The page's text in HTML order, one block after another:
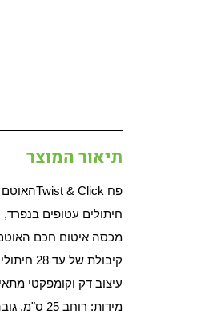
תיאור המוצר
פח Twist & Clickהאוטם
חיתולים עטופים
מכסה איטום חכם האוטם
קיבולת של עד 28 חיתולים משומשים
עיצוב דק וקומפקטי
מידות: רוחב 25 ס"מ, גובה 44 ס"מ, עומק 28 ס"מ